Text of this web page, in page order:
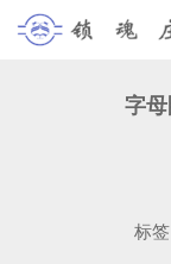
字
标签